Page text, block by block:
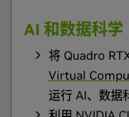
AI 和数据科学
将 Quadro
Virtual
运行 AI、数据